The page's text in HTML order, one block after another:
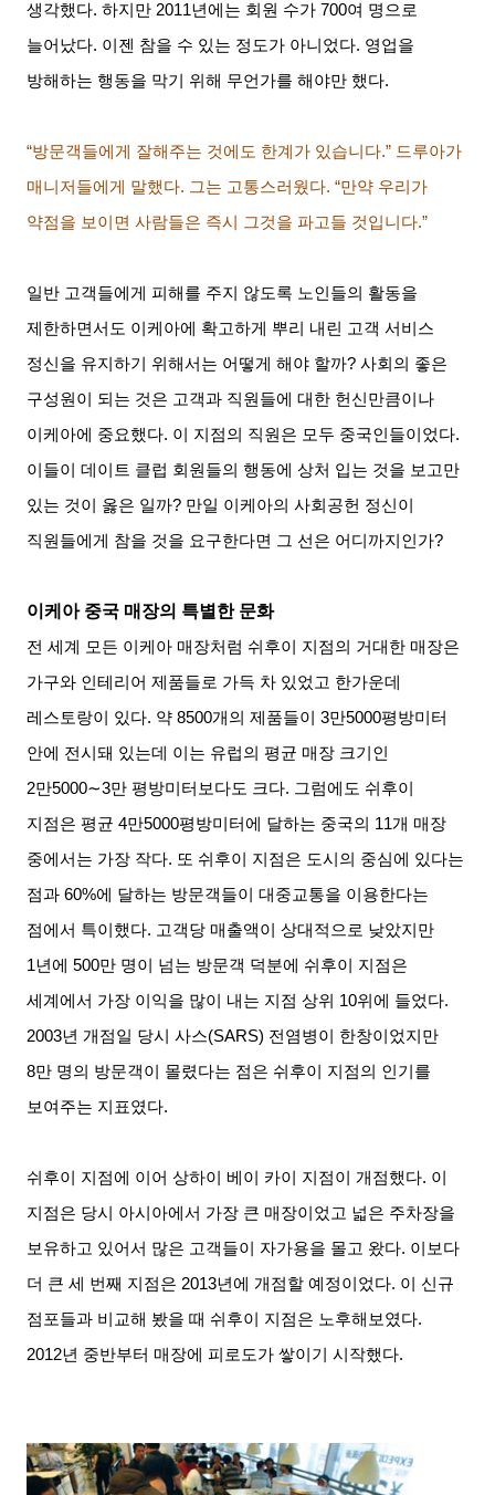
생각했다.하지만 2011년에는 회원 수가 700여 명으로
늘어났다. 이젠 참을 수 있는 정도가 아니었다. 영업을
방해하는 행동을 막기 위해 무언가를 해야만 했다.
“방문객들에게 잘해주는 것에도 한계가 있습니다.” 드루아가
매니저들에게 말했다. 그는 고통스러웠다. “만약 우리가
약점을 보이면 사람들은 즉시 그것을 파고들 것입니다.”
일반 고객들에게 피해를 주지 않도록 노인들의 활동을
제한하면서도 이케아에 확고하게 뿌리 내린 고객 서비스
정신을 유지하기 위해서는 어떻게 해야 할까?사회의 좋은
구성원이 되는 것은 고객과 직원들에 대한 헌신만큼이나
이케아에 중요했다. 이 지점의 직원은 모두 중국인들이었다.
이들이 데이트 클럽 회원들의 행동에 상처 입는 것을 보고만
있는 것이 옳은 일까? 만일 이케아의 사회공헌 정신이
직원들에게 참을 것을 요구한다면 그 선은 어디까지인가?
이케아 중국 매장의 특별한 문화
전 세계 모든 이케아 매장처럼 쉬후이 지점의 거대한 매장은
가구와 인테리어 제품들로 가득 차 있었고 한가운데
레스토랑이 있다. 약 8500개의 제품들이 3만5000평방미터
안에 전시돼 있는데 이는 유럽의 평균 매장 크기인
2만5000∼3만 평방미터보다도 크다. 그럼에도 쉬후이
지점은 평균 4만5000평방미터에 달하는 중국의 11개 매장
중에서는 가장 작다. 또 쉬후이 지점은 도시의 중심에 있다는
점과 60%에 달하는 방문객들이 대중교통을 이용한다는
점에서 특이했다. 고객당 매출액이 상대적으로 낮았지만
1년에 500만 명이 넘는 방문객 덕분에 쉬후이 지점은
세계에서 가장 이익을 많이 내는 지점 상위 10위에 들었다.
2003년 개점일 당시 사스(SARS) 전염병이 한창이었지만
8만 명의 방문객이 몰렸다는 점은 쉬후이 지점의 인기를
보여주는 지표였다.
쉬후이 지점에 이어 상하이 베이 카이 지점이 개점했다. 이
지점은 당시 아시아에서 가장 큰 매장이었고 넓은 주차장을
보유하고 있어서 많은 고객들이 자가용을 몰고 왔다. 이보다
더 큰 세 번째 지점은 2013년에 개점할 예정이었다. 이 신규
점포들과 비교해 봤을 때 쉬후이 지점은 노후해보였다.
2012년 중반부터 매장에 피로도가 쌓이기 시작했다.